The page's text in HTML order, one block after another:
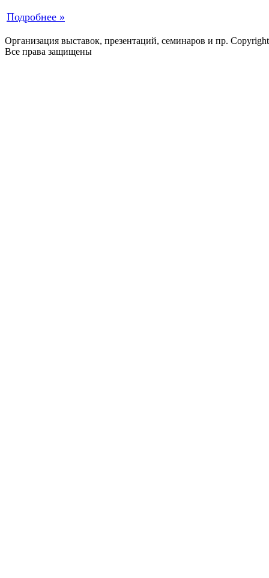
Подробнее »
Организация выставок, презентаций, семинаров и пр.
Все права защищены